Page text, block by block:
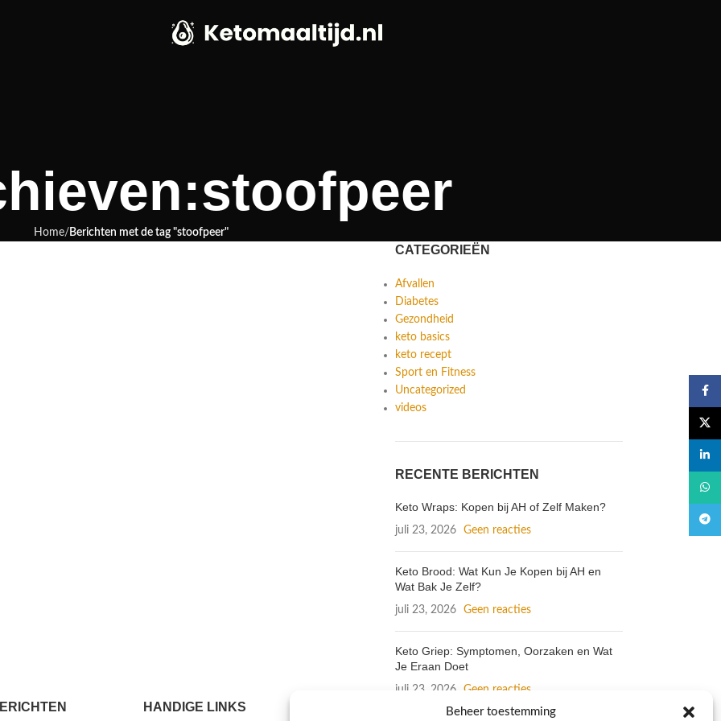
Beheer toestemming
Home Berichten met de tag "stoofpeer"
CATEGORIEËN
Afvallen
Diabetes
Gezondheid
keto basics
keto recept
Sport en Fitness
Uncategorized
videos
RECENTE BERICHTEN
Keto Wraps: Kopen bij AH of Zelf Maken?
juli 23, 2026 Geen reacties
Keto Brood: Wat Kun Je Kopen bij AH en
Wat Bak Je Zelf?
juli 23, 2026 Geen reacties
Keto Griep: Symptomen, Oorzaken en Wat
Je Eraan Doet
juli 23, 2026 Geen reacties
HANDIGE LINKS